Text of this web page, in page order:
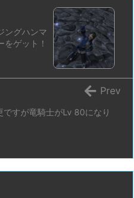
ングハンマ
をゲット！
ですが竜騎士がLv 80になり
Prev